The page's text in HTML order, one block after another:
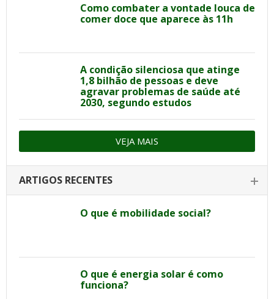
Como combater a vontade louca de
comer doce que aparece às 11h
A condição silenciosa que atinge
1,8 bilhão de pessoas e deve
agravar problemas de saúde até
2030, segundo estudos
VEJA MAIS
ARTIGOS RECENTES
O que é mobilidade social?
O que é energia solar é como
funciona?